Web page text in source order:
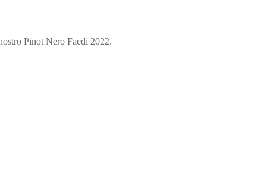
Pinot Nero Faedi 2022.